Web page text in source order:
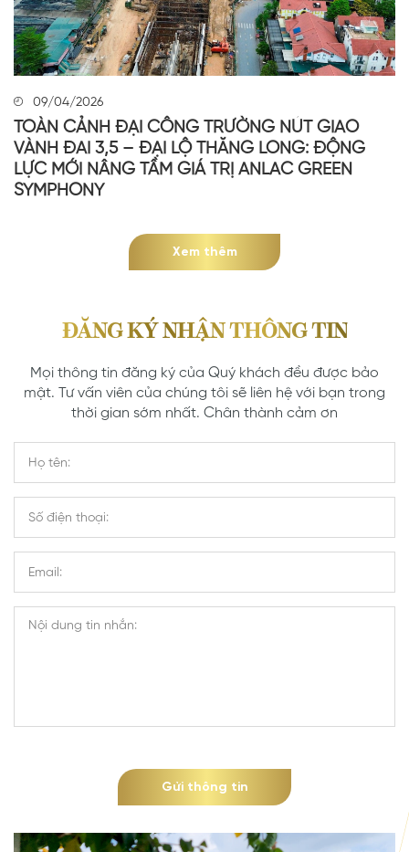
09/04/2026
TOÀN CẢNH ĐẠI CÔNG TRƯỜNG NÚT GIAO
VÀNH ĐAI 3,5 – ĐẠI LỘ THĂNG LONG: ĐỘNG
LỰC MỚI NÂNG TẦM GIÁ TRỊ ANLAC GREEN
SYMPHONY
Xem thêm
ĐĂNG KÝ NHẬN THÔNG TIN
Mọi thông tin đăng ký của Quý khách đều được bảo
mật. Tư vấn viên của chúng tôi sẽ liên hệ với bạn trong
thời gian sớm nhất. Chân thành cảm ơn
Gửi thông tin